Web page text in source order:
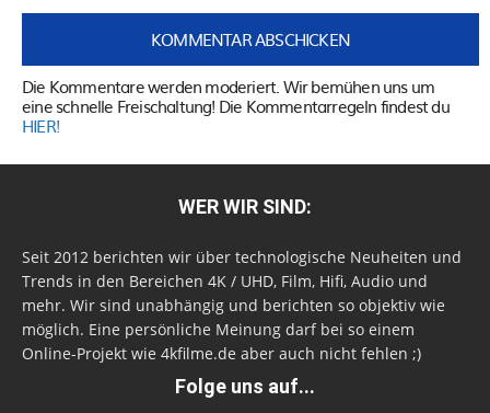
Die Kommentare werden moderiert. Wir bemühen uns um
eine schnelle Freischaltung! Die Kommentarregeln findest du
HIER!
WER WIR SIND:
Seit 2012 berichten wir über technologische Neuheiten und
Trends in den Bereichen 4K / UHD, Film, Hifi, Audio und
mehr. Wir sind unabhängig und berichten so objektiv wie
möglich. Eine persönliche Meinung darf bei so einem
Online-Projekt wie 4kfilme.de aber auch nicht fehlen ;)
Folge uns auf...